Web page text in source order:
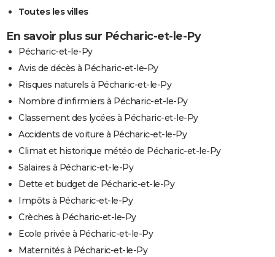
Toutes les villes
En savoir plus sur Pécharic-et-le-Py
Pécharic-et-le-Py
Avis de décès à Pécharic-et-le-Py
Risques naturels à Pécharic-et-le-Py
Nombre d'infirmiers à Pécharic-et-le-Py
Classement des lycées à Pécharic-et-le-Py
Accidents de voiture à Pécharic-et-le-Py
Climat et historique météo de Pécharic-et-le-Py
Salaires à Pécharic-et-le-Py
Dette et budget de Pécharic-et-le-Py
Impôts à Pécharic-et-le-Py
Crèches à Pécharic-et-le-Py
Ecole privée à Pécharic-et-le-Py
Maternités à Pécharic-et-le-Py